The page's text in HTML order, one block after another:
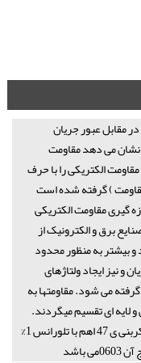
مقابل عبور جریان
نشان می دهد مقاومت
الکتریکی را با حرف
) گرفته شده است
گیری مقاومت الکتریکی
برق و الکترونیک از
و بیشتر به منظور محدود
و نیز ایجاد ولتاژهای
می شود. مقاومتها به
ای تقسیم میگردند.
این مقاومت یک مقاومت کربنی ی 47 اهم با تلورانس 1%